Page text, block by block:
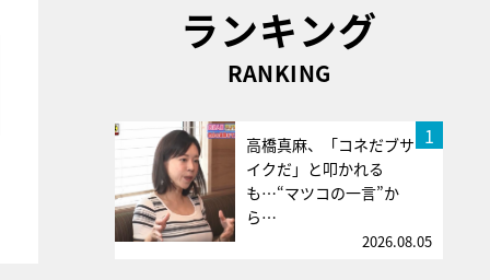
ランキング
RANKING
1
高橋真麻、「コネだブサ
イクだ」と叩かれる
も…“マツコの一言”か
ら…
2026.08.05